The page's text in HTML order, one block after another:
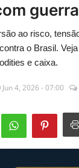
ao risco,
o Brasil.
e caixa.
Jun 4, 2026 - 07:00